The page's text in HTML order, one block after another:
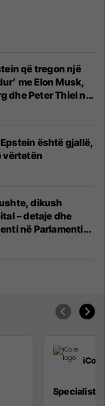
që tregon një
me Elon Musk,
dhe Peter Thiel në
është gjallë,
vërtetën
dikush
– detaje dhe
në Parlamentin
iCore
Specialist i